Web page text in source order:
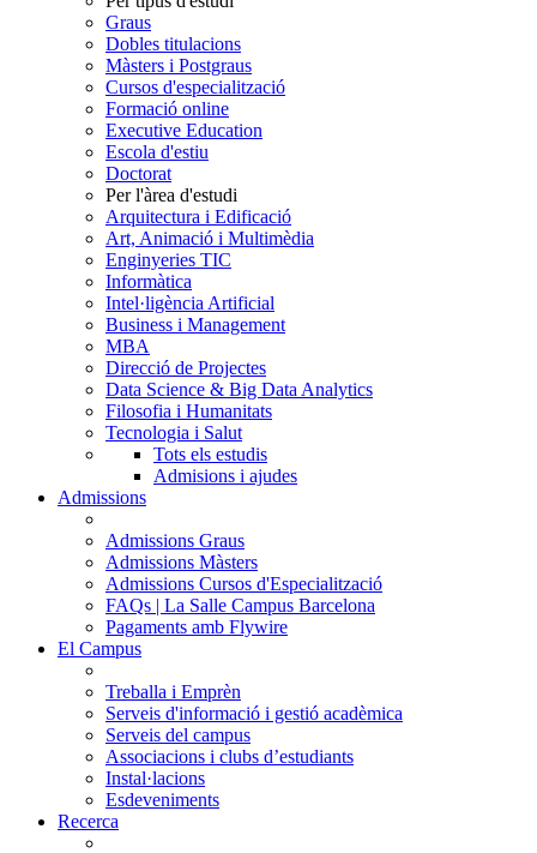
Graus
Dobles titulacions
Màsters i Postgraus
Cursos d'especialització
Formació online
Executive Education
Escola d'estiu
Doctorat
Per l'àrea d'estudi
Arquitectura i Edificació
Art, Animació i Multimèdia
Enginyeries TIC
Informàtica
Intel·ligència Artificial
Business i Management
MBA
Direcció de Projectes
Data Science & Big Data Analytics
Filosofia i Humanitats
Tecnologia i Salut
Tots els estudis
Admisions i ajudes
Admissions
Admissions Graus
Admissions Màsters
Admissions Cursos d'Especialització
FAQs | La Salle Campus Barcelona
Pagaments amb Flywire
El Campus
Treballa i Emprèn
Serveis d'informació i gestió acadèmica
Serveis del campus
Associacions i clubs d’estudiants
Instal·lacions
Esdeveniments
Recerca